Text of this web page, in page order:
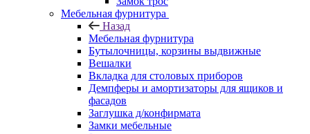
Мебельная фурнитура
Назад
Мебельная фурнитура
Бутылочницы, корзины выдвижные
Вешалки
Вкладка для столовых приборов
Демпферы и амортизаторы для ящиков и
фасадов
Заглушка д/конфирмата
Замки мебельные